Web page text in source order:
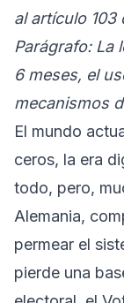
al artículo 103
Parágrafo: La
6 meses, el
mecanismos
El mundo
ceros, la era
todo, pero,
Alemania,
permear el
pierde una